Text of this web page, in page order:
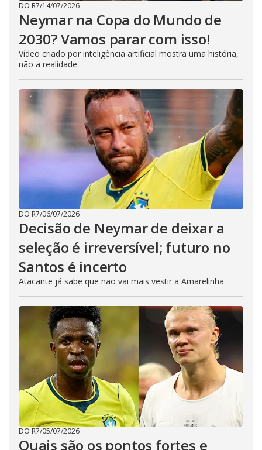
DO R7/14/07/2026
Neymar na Copa do Mundo de
2030? Vamos parar com isso!
Vídeo criado por inteligência artificial mostra uma história,
não a realidade
DO R7/06/07/2026
Decisão de Neymar de deixar a
seleção é irreversível; futuro no
Santos é incerto
Atacante já sabe que não vai mais vestir a Amarelinha
DO R7/05/07/2026
Quais são os pontos fortes e